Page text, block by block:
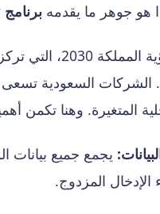
هو جوهر ما يقدمه برنامج ERP في السعودية
الشركات السعودية تسعى
المتغيرة. وهنا تكمن
يجمع جميع
الإدخال المزدوج.